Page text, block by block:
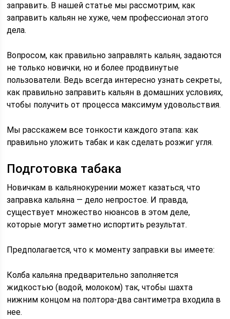
заправить. В нашей статье мы рассмотрим, как
заправить кальян не хуже, чем профессионал этого
дела.
Вопросом, как правильно заправлять кальян, задаются
не только новички, но и более продвинутые
пользователи. Ведь всегда интересно узнать секреты,
как правильно заправить кальян в домашних условиях,
чтобы получить от процесса максимум удовольствия.
Мы расскажем все тонкости каждого этапа: как
правильно уложить табак и как сделать розжиг угля.
Подготовка табака
Новичкам в кальянокурении может казаться, что
заправка кальяна — дело непростое. И правда,
существует множество нюансов в этом деле,
которые могут заметно испортить результат.
Предполагается, что к моменту заправки вы имеете:
Колба кальяна предварительно заполняется
жидкостью (водой, молоком) так, чтобы шахта
нижним концом на полтора-два сантиметра входила в
нее.